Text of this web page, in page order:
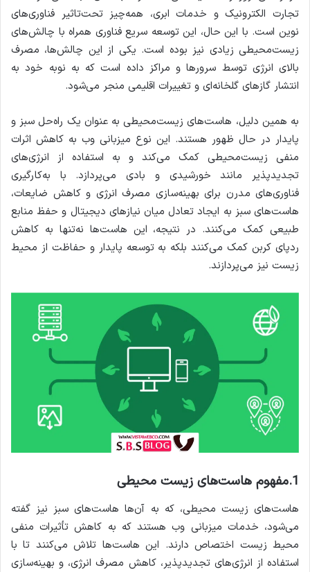
تجارت الکترونیک و خدمات ابری، همه‌چیز تحت‌تاثیر فناوری‌های
نوین است. با این حال، این توسعه سریع فناوری همراه با چالش‌های
زیست‌محیطی زیادی نیز بوده است. یکی از این چالش‌ها، مصرف
بالای انرژی توسط سرورها و مراکز داده است که به نوبه خود به
انتشار گازهای گلخانه‌ای و تغییرات اقلیمی منجر می‌شود.
به همین دلیل، هاست‌های زیست‌محیطی به عنوان یک راه‌حل سبز و
پایدار در حال ظهور هستند. این نوع میزبانی وب به کاهش اثرات
منفی زیست‌محیطی کمک می‌کند و به استفاده از انرژی‌های
تجدیدپذیر مانند خورشیدی و بادی می‌پردازد. با به‌کارگیری
فناوری‌های مدرن برای بهینه‌سازی مصرف انرژی و کاهش ضایعات،
هاست‌های سبز به ایجاد تعادل میان نیازهای دیجیتال و حفظ منابع
طبیعی کمک می‌کنند. در نتیجه، این هاست‌ها نه‌تنها به کاهش
ردپای کربن کمک می‌کنند بلکه به توسعه پایدار و حفاظت از محیط
زیست نیز می‌پردازند.
1.مفهوم هاست‌های زیست محیطی
هاست‌های زیست محیطی، که به آن‌ها هاست‌های سبز نیز گفته
می‌شود، خدمات میزبانی وب هستند که به کاهش تأثیرات منفی
محیط زیست اختصاص دارند. این هاست‌ها تلاش می‌کنند تا با
استفاده از انرژی‌های تجدیدپذیر، کاهش مصرف انرژی، و بهینه‌سازی